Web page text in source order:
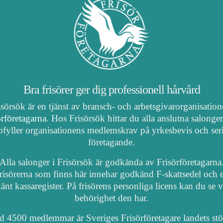
Bra frisörer ger dig professionell hårvård
är en tjänst av bransch- och
. Hos Frisörsök hittar du alla anslutna
organisationens medlemskrav på yrkesbevis och
företagande.
Alla salonger i Frisörsök är godkända av
som finns här innehar godkänd F-skattsedel och
kassaregister. På frisörens personliga licens kan du se
behörighet den har.
4500 medlemmar är Sveriges Frisörföretagare landets